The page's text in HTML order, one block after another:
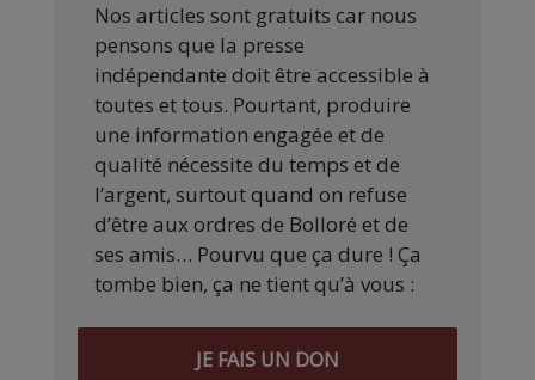
Nos articles sont gratuits car nous
pensons que la presse
indépendante doit être accessible à
toutes et tous. Pourtant, produire
une information engagée et de
qualité nécessite du temps et de
l’argent, surtout quand on refuse
d’être aux ordres de Bolloré et de
ses amis… Pourvu que ça dure ! Ça
tombe bien, ça ne tient qu’à vous :
JE FAIS UN DON